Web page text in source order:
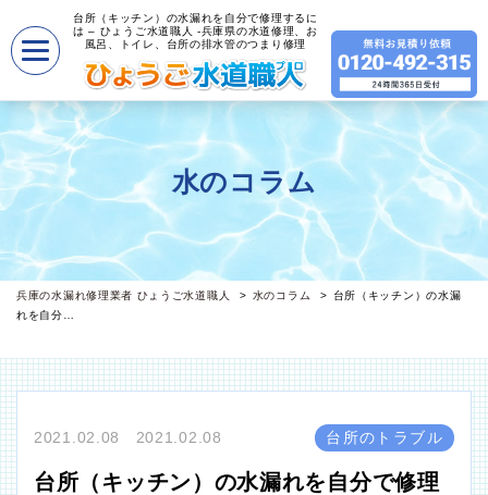
台所（キッチン）の水漏れを自分で修理するに
は – ひょうご水道職人 -兵庫県の水道修理、お
風呂、トイレ、台所の排水管のつまり修理
水のコラム
兵庫の水漏れ修理業者 ひょうご水道職人 水のコラム
台所（キッチン）の水漏
れを自分…
2021.02.08 2021.02.08 台所のトラブル
台所（キッチン）の水漏れを自分で修理